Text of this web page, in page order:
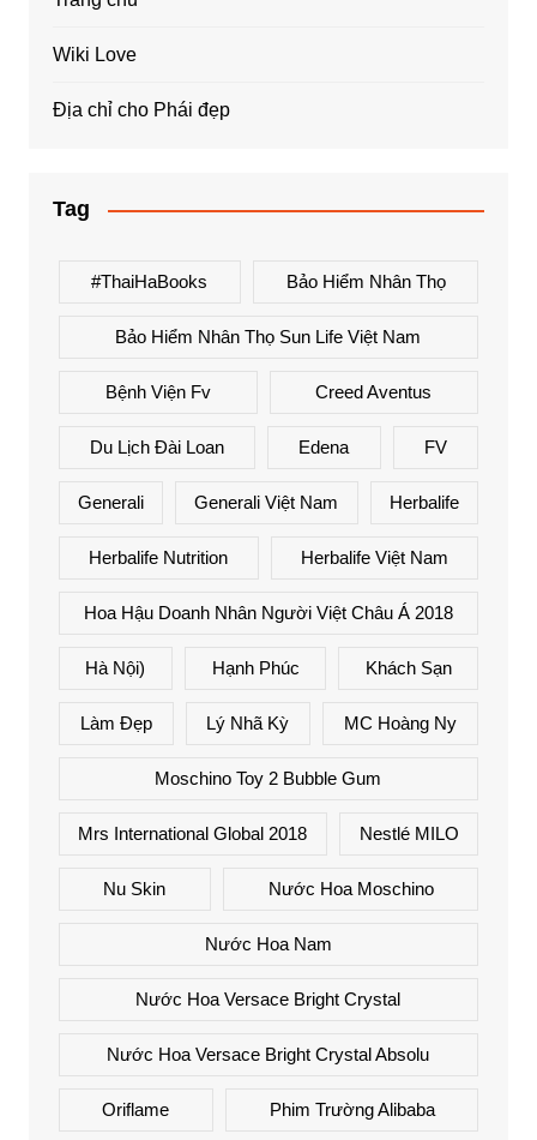
Wiki Love
Địa chỉ cho Phái đẹp
Tag
#ThaiHaBooks Bảo Hiểm Nhân Thọ
Bảo Hiểm Nhân Thọ Sun Life Việt Nam
Bệnh Viện Fv Creed Aventus
Du Lịch Đài Loan Edena FV
Generali Generali Việt Nam Herbalife
Herbalife Nutrition Herbalife Việt Nam
Hoa Hậu Doanh Nhân Người Việt Châu Á 2018
Hà Nội) Hạnh Phúc Khách Sạn
Làm Đẹp Lý Nhã Kỳ MC Hoàng Ny
Moschino Toy 2 Bubble Gum
Mrs International Global 2018 Nestlé MILO
Nu Skin Nước Hoa Moschino
Nước Hoa Nam
Nước Hoa Versace Bright Crystal
Nước Hoa Versace Bright Crystal Absolu
Oriflame Phim Trường Alibaba